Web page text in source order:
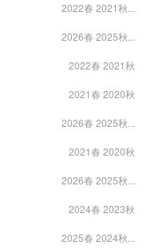
2022春 2021秋...
2026春 2025秋...
2022春 2021秋
2021春 2020秋
2026春 2025秋...
2021春 2020秋
2026春 2025秋...
2024春 2023秋
2025春 2024秋...